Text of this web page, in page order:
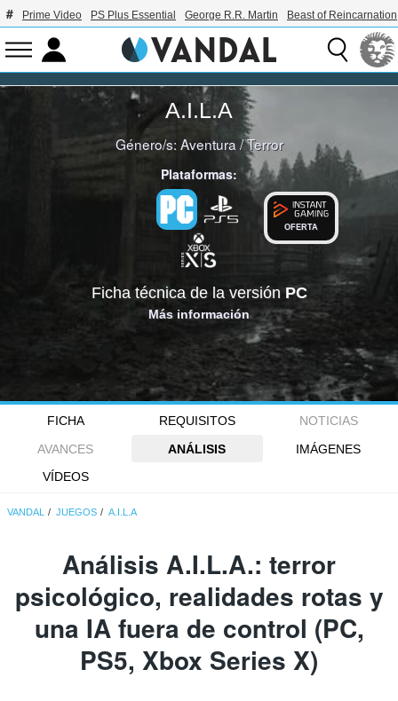
Prime Video PS Plus Essential George R.R. Martin Beast of Reincarnation
A.I.L.A
Género/s: Aventura /Terror
Plataformas:
OFERTA
Ficha técnica de la versiónPC
Más información
FICHA REQUISITOS
NOTICIAS
AVANCES
ANÁLISIS
IMÁGENES
VÍDEOS
VANDAL JUEGOS A.I.L.A
Análisis A.I.L.A.: terror
psicológico, realidades rotas y
una IA fuera de control (PC,
PS5, Xbox Series X)